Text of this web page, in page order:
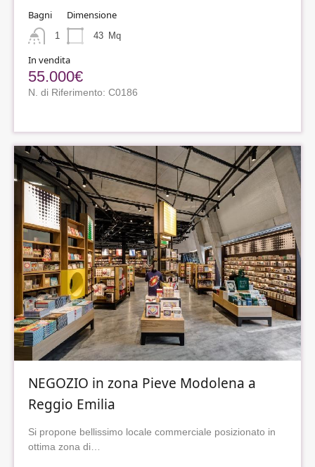
Bagni
1
Dimensione
43 Mq
In vendita
55.000€
N. di Riferimento: C0186
NEGOZIO in zona Pieve Modolena a
Reggio Emilia
Si propone bellissimo locale commerciale posizionato in
ottima zona di…